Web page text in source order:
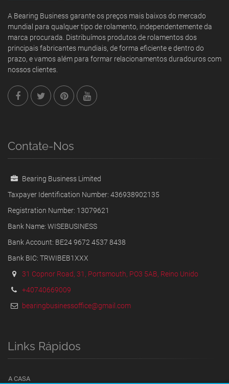
A Bearing Business garante os preços mais baixos do mercado
mundial para qualquer tipo de rolamento, independentemente da
marca procurada. Distribuímos produtos de rolamentos dos
principais fabricantes mundiais, de forma eficiente e dentro do
prazo, e vamos além para formar relacionamentos duradouros com
nossos clientes.
Contate-Nos
Bearing Business Limited
Taxpayer Identification Number: 436938902135
Registration Number: 13079621
Bank Name: WISEBUSINESS
Bank Account: BE24 9672 4537 8438
Bank BIC: TRWIBEB1XXX
31 Copnor Road, 31, Portsmouth, PO3 5AB, Reino Unido
+40740669009
bearingbusinessoffice@gmail.com
Links Rápidos
A CASA